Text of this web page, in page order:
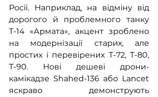
Росії. Наприклад, на відміну від
дорогого й проблемного танку
Т-14 «Армата», акцент зроблено
на модернізації старих, але
простих і перевірених Т-72, Т-80,
Т-90. Нові дешеві дрони-
камікадзе Shahed-136 або Lancet
яскраво демонструють